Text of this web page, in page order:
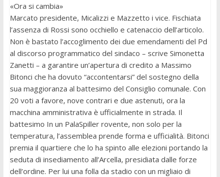
«Ora si cambia»
Marcato presidente, Micalizzi e Mazzetto i vice. Fischiata
l’assenza di Rossi sono occhiello e catenaccio dell’articolo.
Non è bastato l’accoglimento dei due emendamenti del Pd
al discorso programmatico del sindaco – scrive Simonetta
Zanetti – a garantire un’apertura di credito a Massimo
Bitonci che ha dovuto “accontentarsi” del sostegno della
sua maggioranza al battesimo del Consiglio comunale. Con
20 voti a favore, nove contrari e due astenuti, ora la
macchina amministrativa è ufficialmente in strada. Il
battesimo In un PalaSpiller rovente, non solo per la
temperatura, l’assemblea prende forma e ufficialità. Bitonci
premia il quartiere che lo ha spinto alle elezioni portando la
seduta di insediamento all’Arcella, presidiata dalle forze
dell’ordine. Per lui una folla da stadio con un migliaio di